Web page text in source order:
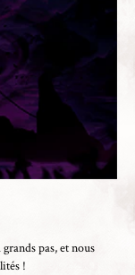
pas, et nous
!